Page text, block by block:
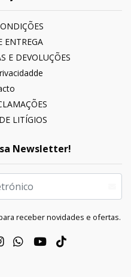
ENTREGA
E DEVOLUÇÕES
LITÍGIOS
Newsletter!
receber novidades e ofertas.